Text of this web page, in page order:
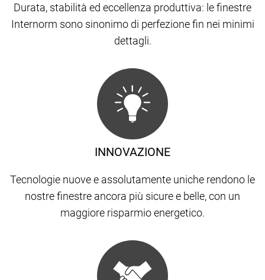
Durata, stabilità ed eccellenza produttiva: le finestre
Internorm sono sinonimo di perfezione fin nei minimi
dettagli.
INNOVAZIONE
Tecnologie nuove e assolutamente uniche rendono le
nostre finestre ancora più sicure e belle, con un
maggiore risparmio energetico.